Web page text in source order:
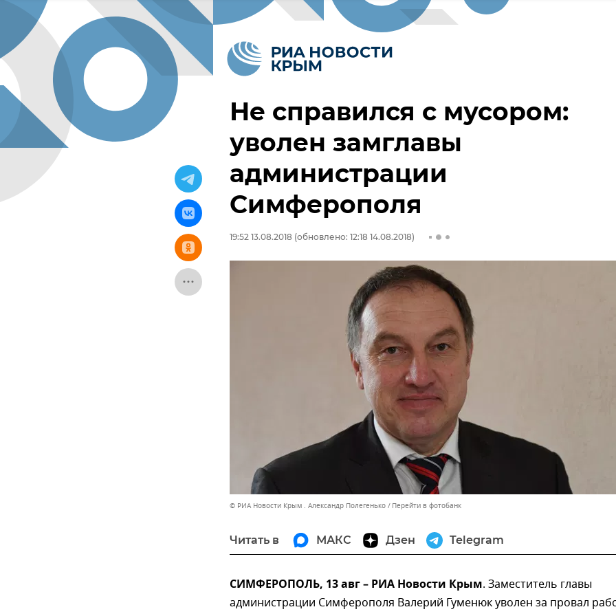
Не справился с мусором:
уволен замглавы
администрации
Симферополя
19:52 13.08.2018 (обновлено: 12:18 14.08.2018)
© РИА Новости Крым . Александр Полегенько Перейти в фотобанк
Читать в МАКС Дзен Telegram
СИМФЕРОПОЛЬ, 13 авг – РИА Новости Крым. Заместитель главы
администрации Симферополя Валерий Гуменюк уволен за провал